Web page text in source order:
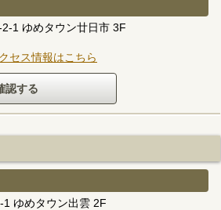
1 ゆめタウン廿日市 3F
セス情報はこちら
ゆめタウン出雲 2F